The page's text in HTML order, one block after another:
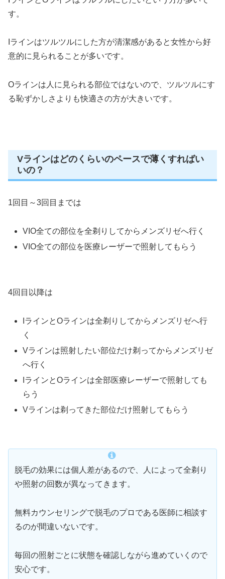
す。
Iラインはツルツルにした方が清潔感があると女性から好
意的に見られることが多いです。
Oラインは人に見られる部位ではないので、ツルツルにす
る恥ずかしさよりも快適さの方が大きいです。
Vラインはどのくらいのペースで薄くすればい
いの？
1回目～3回目までは
VIO全ての部位を全剃りしてからメンズリゼへ行く
VIO全ての部位を医療レーザーで照射してもらう
4回目以降は
IラインとOラインは全剃りしてからメンズリゼへ行
く
Vラインは照射したい部位だけ剃ってからメンズリゼ
へ行く
IラインとOラインは全部医療レーザーで照射しても
らう
Vラインは剃ってきた部位だけ照射してもらう
脱毛の効果には個人差があるので、人によって全剃り
や照射の回数が異なってきます。
無料カウンセリングで脱毛のプロである医師に相談す
るのが間違いないです。
毎回の照射ごとに状態を確認しながら進めていくので
安心です。